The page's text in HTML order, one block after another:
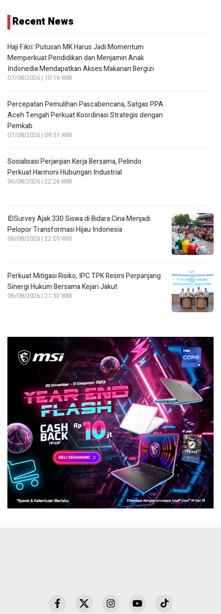
Recent News
Haji Fikri: Putusan MK Harus Jadi Momentum
Memperkuat Pendidikan dan Menjamin Anak
Indonedia Mendapatkan Akses Makanan Bergizi
07/08/2026 | 10:16 WIB
Percepatan Pemulihan Pascabencana, Satgas PPA
Aceh Tengah Perkuat Koordinasi Strategis dengan
Pemkab
07/08/2026 | 09:51 WIB
Sosialisasi Perjanjian Kerja Bersama, Pelindo
Perkuat Harmoni Hubungan Industrial
06/08/2026 | 22:26 WIB
IDSurvey Ajak 330 Siswa di Bidara Cina Menjadi
Pelopor Transformasi Hijau Indonesia
06/08/2026 | 22:05 WIB
Perkuat Mitigasi Risiko, IPC TPK Resmi Perpanjang
Sinergi Hukum Bersama Kejari Jakut
06/08/2026 | 21:53 WIB